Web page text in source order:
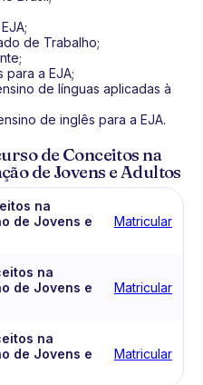
de Trabalho;
a EJA;
de línguas aplicadas à
de inglês para a EJA.
de Conceitos na
de Jovens e Adultos
na
de Jovens e
Matricular
na
de Jovens e
Matricular
na
de Jovens e
Matricular